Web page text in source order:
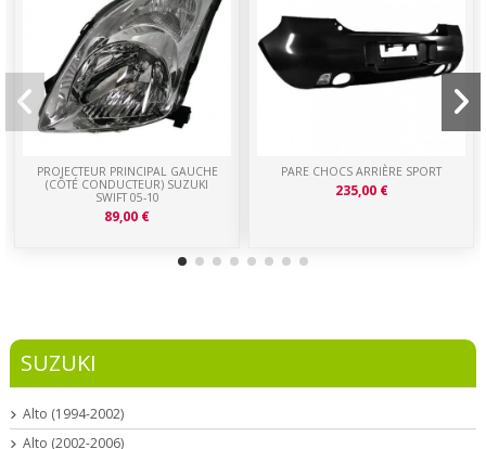
PROJECTEUR PRINCIPAL GAUCHE
(CÔTÉ CONDUCTEUR) SUZUKI
SWIFT 05-10
89,00 €
PARE CHOCS ARRIÈRE SPORT
235,00 €
SUZUKI
Alto (1994-2002)
Alto (2002-2006)